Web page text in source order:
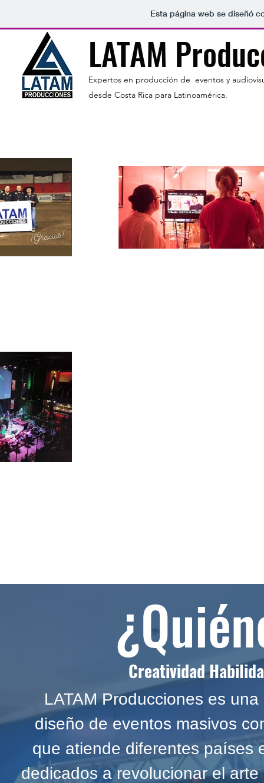
Esta página web se diseñó
LATAM
Expertos en producción de eventos y
desde Costa Rica para Latinoamérica.
Creatividad
LATAM Producciones es
diseño de eventos masivos
que atiende diferentes países
dedicados a revolucionar el